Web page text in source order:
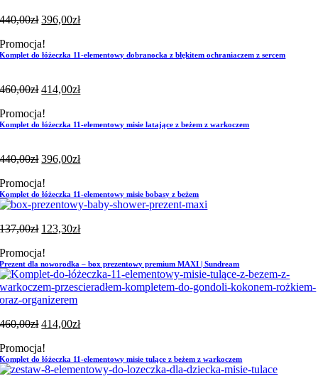
440,00zł 396,00zł
Promocja!
Komplet do łóżeczka 11-elementowy dobranocka z błękitem ochraniaczem z sercem
460,00zł 414,00zł
Promocja!
Komplet do łóżeczka 11-elementowy misie latające z beżem z warkoczem
440,00zł 396,00zł
Promocja!
Komplet do łóżeczka 11-elementowy misie bobasy z beżem
137,00zł 123,30zł
Promocja!
Prezent dla noworodka – box prezentowy premium MAXI | Sundream
460,00zł 414,00zł
Promocja!
Komplet do łóżeczka 11-elementowy misie tulące z beżem z warkoczem